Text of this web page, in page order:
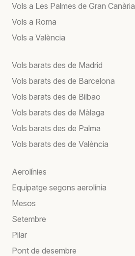
Vols a Les Palmes de Gran Canària
Vols a Roma
Vols a València
Vols barats des de Madrid
Vols barats des de Barcelona
Vols barats des de Bilbao
Vols barats des de Màlaga
Vols barats des de Palma
Vols barats des de València
Aerolínies
Equipatge segons aerolínia
Mesos
Setembre
Pilar
Pont de desembre